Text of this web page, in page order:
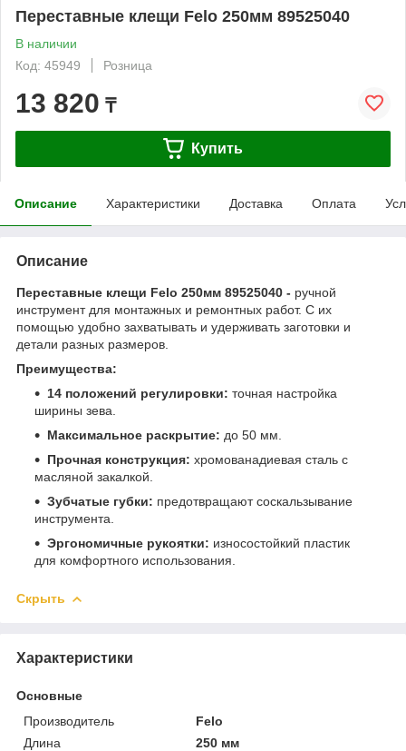
Переставные клещи Felo 250мм 89525040
В наличии
Код: 45949
Розница
13 820 ₸
Купить
Описание Характеристики Доставка Оплата
Описание
Переставные клещи Felo 250мм 89525040 - ручной
инструмент для монтажных и ремонтных работ. С их
помощью удобно захватывать и удерживать заготовки и
детали разных размеров.
Преимущества:
14 положений регулировки: точная настройка
ширины зева.
Максимальное раскрытие: до 50 мм.
Прочная конструкция: хромованадиевая сталь с
масляной закалкой.
Зубчатые губки: предотвращают соскальзывание
инструмента.
Эргономичные рукоятки: износостойкий пластик
для комфортного использования.
Скрыть
Характеристики
Основные
Производитель
Felo
Длина
250 мм